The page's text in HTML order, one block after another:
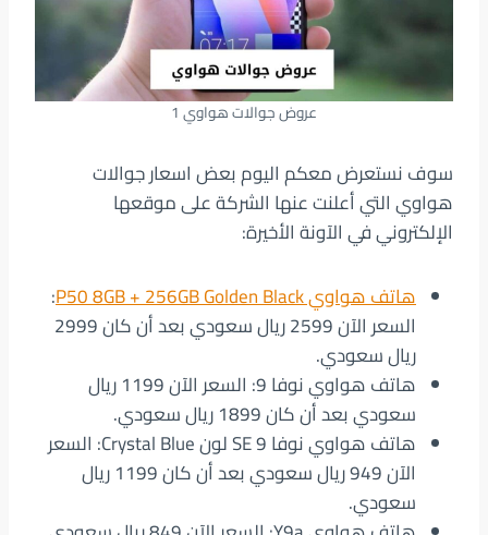
عروض جوالات هواوي 1
سوف نستعرض معكم اليوم بعض اسعار جوالات
هواوي التي أعلنت عنها الشركة على موقعها
الإلكتروني في الآونة الأخيرة:
هاتف هواوي P50 8GB + 256GB Golden Black
:
السعر الآن 2599 ريال سعودي بعد أن كان 2999
ريال سعودي.
هاتف هواوي نوفا 9: السعر الآن 1199 ريال
سعودي بعد أن كان 1899 ريال سعودي.
هاتف هواوي نوفا 9 SE لون Crystal Blue: السعر
الآن 949 ريال سعودي بعد أن كان 1199 ريال
سعودي.